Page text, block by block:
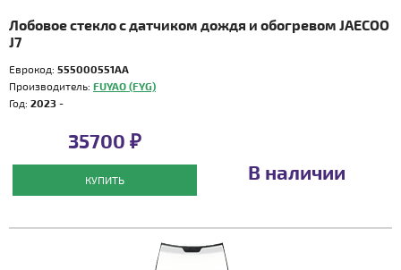
Лобовое стекло с датчиком дождя и обогревом JAECOO
J7
Еврокод: 555000551AA
Производитель: FUYAO (FYG)
Год: 2023 -
35700 ₽
КУПИТЬ В наличии